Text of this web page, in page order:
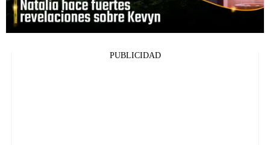
PUBLICIDAD